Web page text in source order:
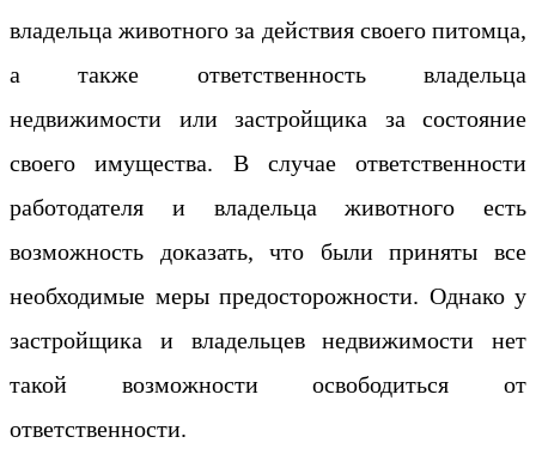
владельца животного за действия своего питомца,
а также ответственность владельца
недвижимости или застройщика за состояние
своего имущества. В случае ответственности
работодателя и владельца животного есть
возможность доказать, что были приняты все
необходимые меры предосторожности. Однако у
застройщика и владельцев недвижимости нет
такой возможности освободиться от
ответственности.